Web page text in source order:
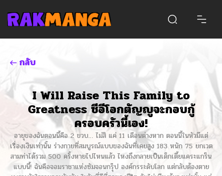
กลับ
I Will Raise This Family to
Greatness ซีอีโอกตัญญูจะกอบกู้
ครอบครัวนี้เอง!
อายุของฉันตอนนี้คือ 2 ขวบ… ไม่สิ แค่ 11 เดือนต่างหาก ตอนนี้ในหัวมีแต่
เรื่องเงินเท่านั้น ร่างกายที่สมบูรณ์แบบของฉันที่เคยสูง 183 หนัก 75 ยกเวต
สามท่าได้รวม 500 ครั้งหายไปไหนแล้ว ไหงถึงกลายเป็นเด็กเตี้ยแคระแกร็น
แบบนี้! ฉันคือจอมราชาแห่งซัมจอนกรุ๊ป องค์กรระดับโลก แต่กลับต้องตาย